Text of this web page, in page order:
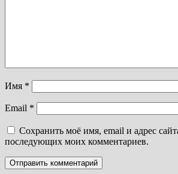
Имя *
Email *
Сохранить моё имя, email и адрес
последующих моих комментариев.